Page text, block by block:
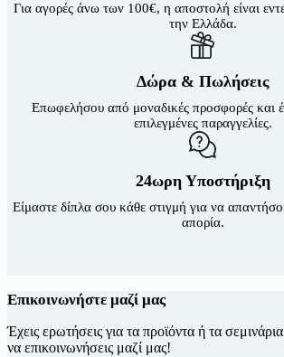
Για αγορές άνω των 100€, η αποστολή είναι
την Ελλάδα.
Δώρα & Πωλήσεις
Επωφελήσου από μοναδικές προσφορές και
επιλεγμένες παραγγελίες.
24ωρη Υποστήριξη
Είμαστε δίπλα σου κάθε στιγμή για να
απορία.
Επικοινωνήστε μαζί μας
Έχεις ερωτήσεις για τα προϊόντα ή τα
να επικοινωνήσεις μαζί μας!